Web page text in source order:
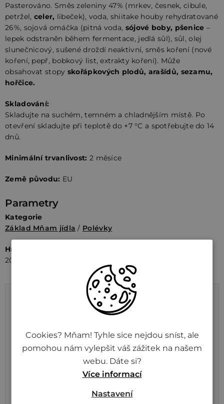
Pasterováno. Směs zeleniny 47% (mrkev, česnek, cibule,
petržel, celer, libeček), voda, shiitake houby rehydratované
26%, sojová omáčka (pitná voda, sójové boby, pšenice –
lepek odstraněn během fermentace, jedlá sůl), sůl, olej
slunečnicový, sušené droždí neaktivní, směs koření (nové
koření, pepř, bobkový list, extrakty koření). Může
obsahovat stopy skořápkových plodů, arašídů, sezamu,
hořčice.
Skladování:
Skladujte na suchém, temném a chladnějším místě. Po
otevření skladujte při teplotě do +7 °C a spotřebujte do 14
dnů.
Minimální trvanlivost: 2 měsíce
Země původu: EU
Parametry
Kategorie
Základ Mňam jídla / Polévky
Hmotnost
200 g
Výživové údaje na 100 g
Tuky 2,8 g
z toho nasycené mastné
Cookies? Mňam! Tyhle sice nejdou sníst, ale
pomohou nám vylepšit váš zážitek na našem
webu. Dáte si?
Více informací
Nastavení